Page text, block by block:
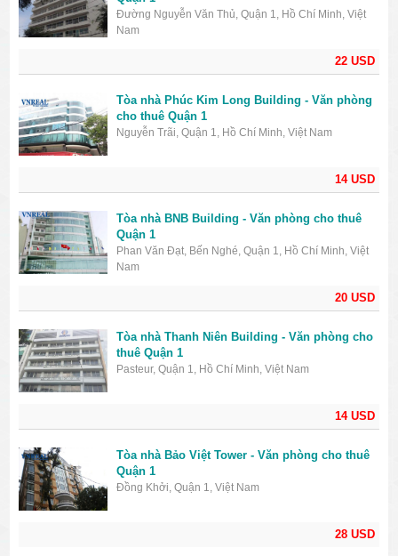
22 USD
Đường Nguyễn Văn Thủ, Quận 1, Hồ Chí Minh, Việt
Nam
14 USD
Tòa nhà Phúc Kim Long Building - Văn phòng
cho thuê Quận 1
Nguyễn Trãi, Quận 1, Hồ Chí Minh, Việt Nam
20 USD
Tòa nhà BNB Building - Văn phòng cho thuê
Quận 1
Phan Văn Đạt, Bến Nghé, Quận 1, Hồ Chí Minh, Việt
Nam
14 USD
Tòa nhà Thanh Niên Building - Văn phòng cho
thuê Quận 1
Pasteur, Quận 1, Hồ Chí Minh, Việt Nam
28 USD
Tòa nhà Bảo Việt Tower - Văn phòng cho thuê
Quận 1
Đồng Khởi, Quận 1, Việt Nam